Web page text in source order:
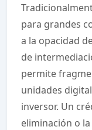
para grandes
a la opacidad
de
permite
unidades
inversor. Un
eliminación o